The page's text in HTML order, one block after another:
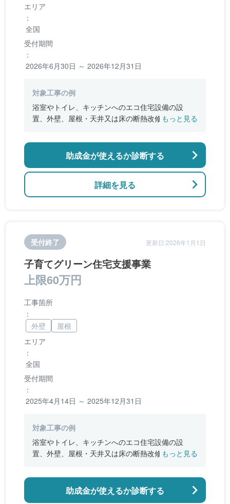
エリア
：
全国
受付期間
：
2026年6月30日 ～ 2026年12月31日
対象工事の例
浴室やトイレ、キッチンへのエコ住宅設備の設
置、外壁、屋根・天井又は床の断熱改修、窓やド
のバリアフリー改修
もっと見る
詳細を見る
助成金が使えるか診断する
受付終了 更新日:2026年1月1日
子育てグリーン住宅支援事業
上限60万円
エリア
：
全国
受付期間
：
2025年4月14日 ～ 2025年12月31日
工事箇所
：
外壁
屋根
対象工事の例
浴室やトイレ、キッチンへのエコ住宅設備の設
置、外壁、屋根・天井又は床の断熱改修、窓やド
のバリアフリー改修
もっと見る
助成金が使えるか診断する